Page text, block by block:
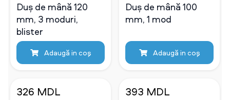
Duș de mână 120
mm, 3 moduri,
blister
Adaugă in coş
Duș de mână 100
mm, 1 mod
Adaugă in coş
326 MDL 393 MDL